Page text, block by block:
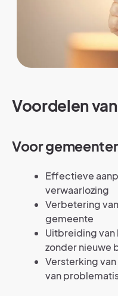
Voordelen
Voor
Effectieve
verwaarlozing
Verbetering
gemeente
Uitbreiding
zonder nieuwe
Versterking
van